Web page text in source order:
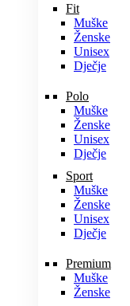
Fit
Muške
Ženske
Unisex
Dječje
Polo
Muške
Ženske
Unisex
Dječje
Sport
Muške
Ženske
Unisex
Dječje
Premium
Muške
Ženske